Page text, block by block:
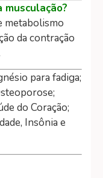
metabolismo
da contração
para fadiga;
do Coração;
Insônia e